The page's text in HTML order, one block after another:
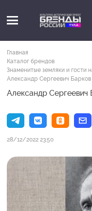
Главная
Каталог брендов
Знаменитые земляки и гости
Александр Сергеевич Барков
Александр Сергеевич
28/12/2022 23:50